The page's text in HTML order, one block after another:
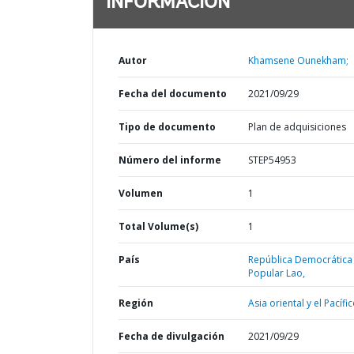
Autor Khamsene Ounekham;
Fecha del documento 2021/09/29
Tipo de documento Plan de adquisiciones
Número del informe STEP54953
Volumen 1
Total Volume(s) 1
País
República Democrática
Popular Lao,
Región Asia oriental y el
Fecha de divulgación 2021/09/29